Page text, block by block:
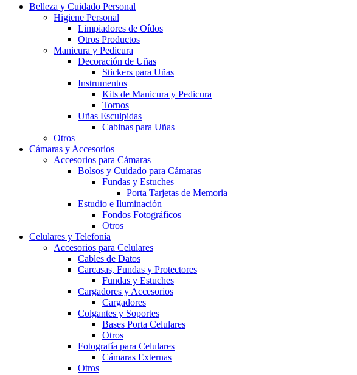
Belleza y Cuidado Personal
Higiene Personal
Limpiadores de Oídos
Otros Productos
Manicura y Pedicura
Decoración de Uñas
Stickers para Uñas
Instrumentos
Kits de Manicura y Pedicura
Tornos
Uñas Esculpidas
Cabinas para Uñas
Otros
Cámaras y Accesorios
Accesorios para Cámaras
Bolsos y Cuidado para Cámaras
Fundas y Estuches
Porta Tarjetas de Memoria
Estudio e Iluminación
Fondos Fotográficos
Otros
Celulares y Telefonía
Accesorios para Celulares
Cables de Datos
Carcasas, Fundas y Protectores
Fundas y Estuches
Cargadores y Accesorios
Cargadores
Colgantes y Soportes
Bases Porta Celulares
Otros
Fotografía para Celulares
Cámaras Externas
Otros